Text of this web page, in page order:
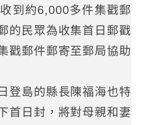
到約6,000多件集戳郵
的民眾為收集首日郵戳
戳郵件郵寄至郵局協助
登島的縣長陳福海也特
首日封，將對母親和妻